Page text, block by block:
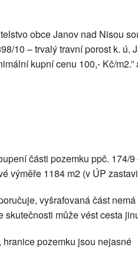
obce Janov nad Nisou
10 – trvalý travní porost k. ú.
kupní cenu 100,- Kč/m2.”
části pozemku ppč. 174/9
výměře 1184 m2 (v ÚP
vyšrafovaná část
skutečnosti může vést cesta
pozemku jsou nejasné